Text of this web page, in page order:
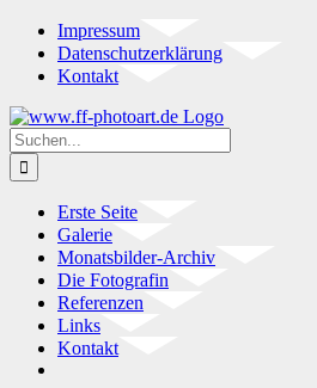
Zum
Inhalt
springen
Impressum
Datenschutzerklärung
Kontakt
Instagram
Suche
nach:
Erste Seite
Galerie
Monatsbilder-Archiv
Die Fotografin
Referenzen
Links
Kontakt